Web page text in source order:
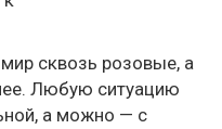
сквозь розовые, а
Любую ситуацию
а можно — с